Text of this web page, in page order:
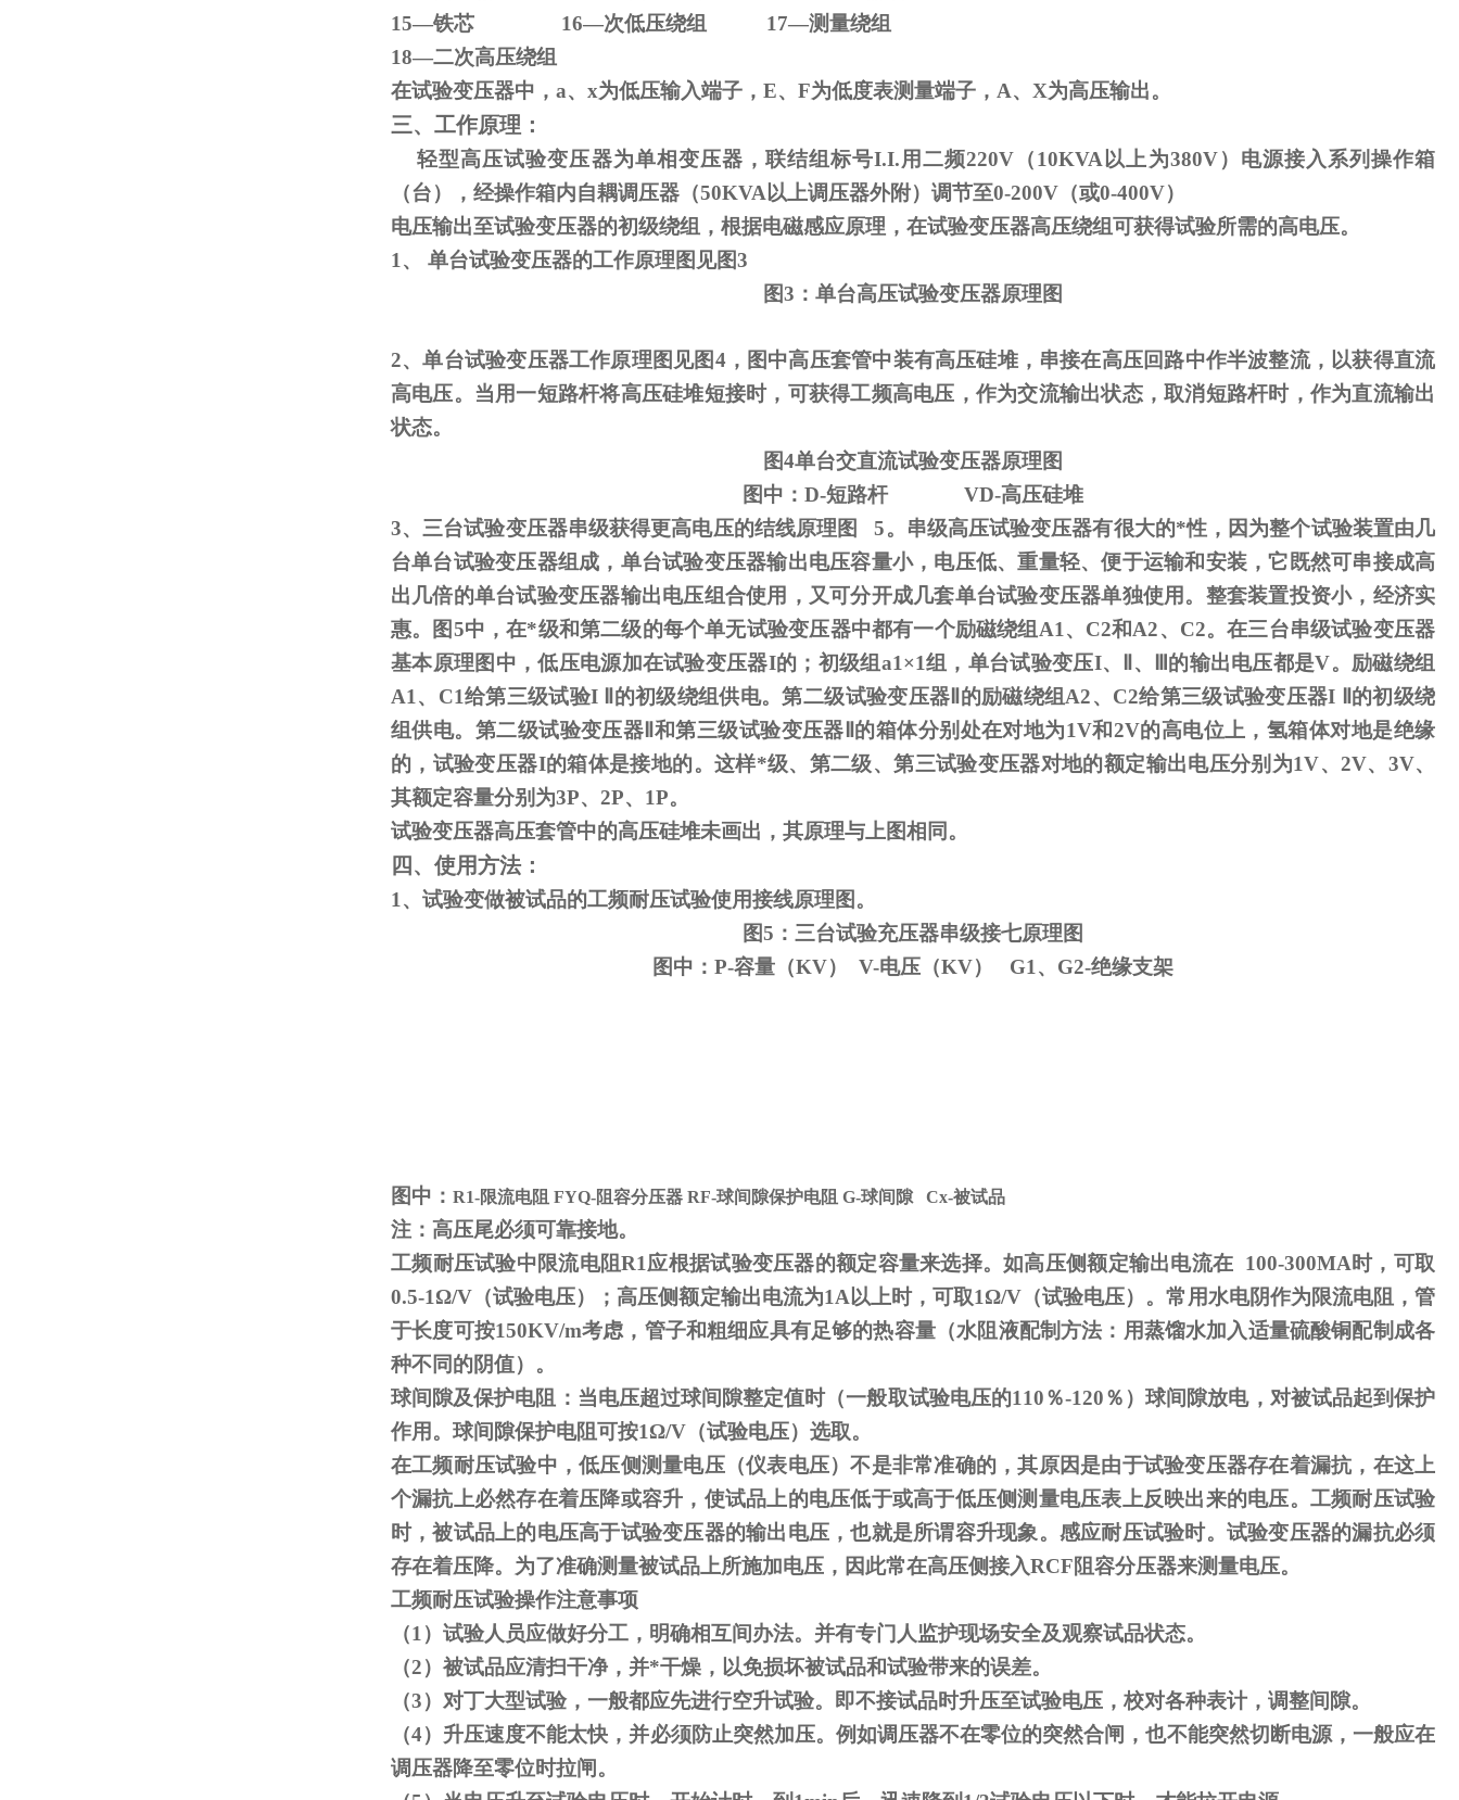
15—铁芯 16—次低压绕组 17—测量绕组
18—二次高压绕组
在试验变压器中， a、 x为低压输入端子， E、 F为低度表测量端子， A、 X为高压输出。
三、工作原理：
轻型高压试验变压器为单相变压器，联结组标号I.I.用二频220V （10KVA 以上为380V）电源接入系列操作箱
（台），经操作箱内自耦调压器（50KVA 以上调压器外附）调节至0-200V （或0-400V）
电压输出至试验变压器的初级绕组，根据电磁感应原理，在试验变压器高压绕组可获得试验所需的高电压。
1、 单台试验变压器的工作原理图见图3
图3 ：单台高压试验变压器原理图
2、单台试验变压器工作原理图见图4 ，图中高压套管中装有高压硅堆，串接在高压回路中作半波整流，以获得直流
高电压。当用一短路杆将高压硅堆短接时，可获得工频高电压，作为交流输出状态，取消短路杆时，作为直流输出
状态。
图4单台交直流试验变压器原理图
图中： D-短路杆 VD-高压硅堆
3、三台试验变压器串级获得更高电压的结线原理图5。串级高压试验变压器有很大的*性，因为整个试验装置由几
台单台试验变压器组成，单台试验变压器输出电压容量小，电压低、重量轻、便于运输和安装，它既然可串接成高
出几倍的单台试验变压器输出电压组合使用，又可分开成几套单台试验变压器单独使用。整套装置投资小，经济实
惠。图5中，在*级和第二级的每个单无试验变压器中都有一个励磁绕组 A1 、 C2和A2、 C2。在三台串级试验变压器
基本原理图中，低压电源加在试验变压器I的；初级组 a1×1组，单台试验变压I、 、 的输出电压都是V。励磁绕组
A1 、 C1给第三级试验I
Ⅱ的初级绕组供电。第二级试验变压器Ⅱ的励磁绕组A2、C2给第三级试验变压器I Ⅱ的初级绕
组供电。第二级试验变压器Ⅱ和第三级试验变压器Ⅱ的箱体分别处在对地为1V和2V的高电位上，氢箱体对地是绝缘
的，试验变压器I的箱体是接地的。这样*级、第二级、第三试验变压器对地的额定输出电压分别为1V、2V、3V、
其额定容量分别为3P、2P、1P。
试验变压器高压套管中的高压硅堆未画出，其原理与上图相同。
四、使用方法：
1、试验变做被试品的工频耐压试验使用接线原理图。
图5：三台试验充压器串级接七原理图
图中：P-容量（KV） V-电压（KV） G1、G2-绝缘支架
图中： R1-限流电阻 FYQ-阻容分压器 RF-球间隙保护电阻 G-球间隙 Cx-被试品
注：高压尾必须可靠接地。
工频耐压试验中限流电阻R1应根据试验变压器的额定容量来选择。如高压侧额定输出电流在 100-300MA时，可取
0.5-1Ω/V（试验电压）；高压侧额定输出电流为1A 以上时，可取1Ω/V（试验电压）。常用水电阴作为限流电阻，管
于长度可按150KV/m考虑，管子和粗细应具有足够的热容量（水阻液配制方法：用蒸馏水加入适量硫酸铜配制成各
种不同的阴值）。
球间隙及保护电阻：当电压超过球间隙整定值时（一般取试验电压的110％-120％）球间隙放电，对被试品起到保护
作用。球间隙保护电阻可按1Ω/V（试验电压）选取。
在工频耐压试验中，低压侧测量电压（仪表电压）不是非常准确的，其原因是由于试验变压器存在着漏抗，在这上
个漏抗上必然存在着压降或容升，使试品上的电压低于或高于低压侧测量电压表上反映出来的电压。工频耐压试验
时，被试品上的电压高于试验变压器的输出电压，也就是所谓容升现象。感应耐压试验时。试验变压器的漏抗必须
存在着压降。为了准确测量被试品上所施加电压，因此常在高压侧接入RCF阻容分压器来测量电压。
工频耐压试验操作注意事项
（1 ）试验人员应做好分工，明确相互间办法。并有专门人监护现场安全及观察试品状态。
（2）被试品应清扫干净，并*干燥，以免损坏被试品和试验带来的误差。
（3）对丁大型试验，一般都应先进行空升试验。即不接试品时升压至试验电压，校对各种表计，调整间隙。
（4）升压速度不能太快，并必须防止突然加压。例如调压器不在零位的突然合闸，也不能突然切断电源，一般应在
调压器降至零位时拉闸。